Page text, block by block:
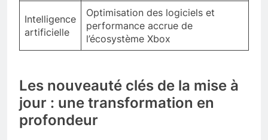
Intelligence
artificielle
Optimisation des logiciels et
performance accrue de
l’écosystème Xbox
Les nouveauté clés de la mise à
jour : une transformation en
profondeur